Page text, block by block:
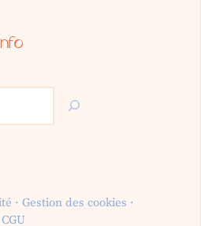
· Gestion des cookies ·
CGU